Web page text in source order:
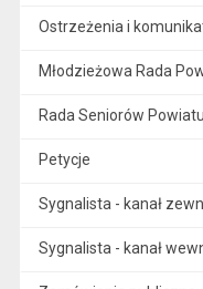
Ostrzeżenia i
Młodzieżowa Rada
Rada Seniorów
Petycje
Sygnalista - kanał
Sygnalista - kanał